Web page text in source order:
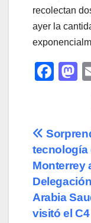
recolectan
ayer la
F
e
b
o
o
k
o
d
o
n
de
tecnología
Monterrey
Arabia
visitó el C4